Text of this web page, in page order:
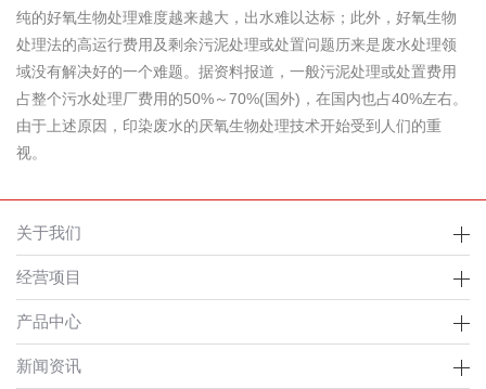
纯的好氧生物处理难度越来越大，出水难以达标；此外，好氧生物
处理法的高运行费用及剩余污泥处理或处置问题历来是废水处理领
域没有解决好的一个难题。据资料报道，一般污泥处理或处置费用
占整个污水处理厂费用的50%～70%(国外)，在国内也占40%左右。
由于上述原因，印染废水的厌氧生物处理技术开始受到人们的重
视。
关于我们
经营项目
产品中心
新闻资讯